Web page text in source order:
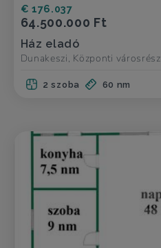
€ 176.037
64.500.000 Ft
Ház eladó
Dunakeszi, Központi városrész
2 szoba 60 nm